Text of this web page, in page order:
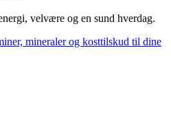
velvære og en sund hverdag.
mineraler og kosttilskud til dine